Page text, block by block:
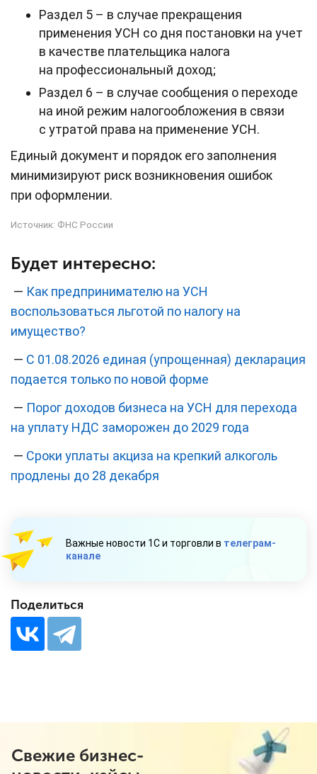
Раздел 5 – в случае прекращения
применения УСН со дня постановки на учет
в качестве плательщика налога
на профессиональный доход;
Раздел 6 – в случае сообщения о переходе
на иной режим налогообложения в связи
с утратой права на применение УСН.
Единый документ и порядок его заполнения
минимизируют риск возникновения ошибок
при оформлении.
Источник: ФНС России
Будет интересно:
— Как предпринимателю на УСН
воспользоваться льготой по налогу на
имущество?
— С 01.08.2026 единая (упрощенная) декларация
подается только по новой форме
— Порог доходов бизнеса на УСН для перехода
на уплату НДС заморожен до 2029 года
— Сроки уплаты акциза на крепкий алкоголь
продлены до 28 декабря
Важные новости 1С и торговли в телеграм-
канале
Поделиться
Свежие бизнес-